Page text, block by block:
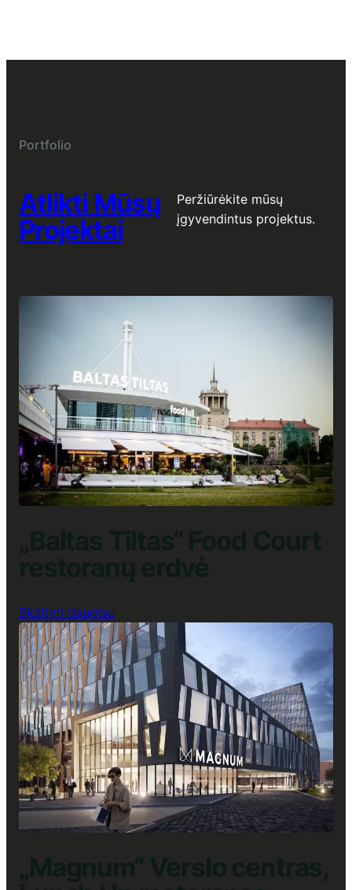
Portfolio
Atlikti Mūsų
Projektai
Peržiūrėkite mūsų
įgyvendintus projektus.
„Baltas Tiltas“ Food Court
restoranų erdvė
Skaityti daugiau
„Baltas
Tiltas“
Food
Court
restoranų
erdvė
„Magnum“ Verslo centras,